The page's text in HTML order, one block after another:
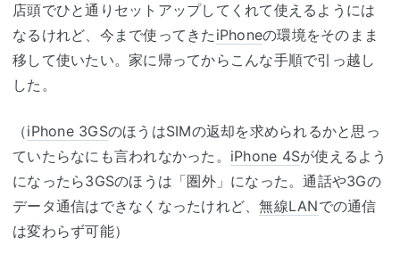
店頭でひと通りセットアップしてくれて使えるようには
なるけれど、今まで使ってきた iPhoneの環境をそのまま
移して使いたい。家に帰ってからこんな手順で引っ越し
した。
（iPhone 3GSのほうはSIMの返却を求められるかと思っ
ていたらなにも言われなかった。 iPhone 4Sが使えるよう
になったら3GSのほうは「圏外」になった。通話や3Gの
データ通信はできなくなったけれど、無線LANでの通信
は変わらず可能）